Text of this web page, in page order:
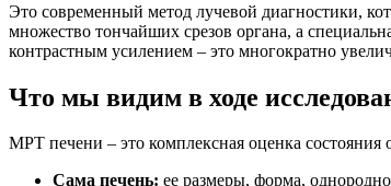
Это современный метод лучевой диагностики,
множество тончайших срезов органа, а
контрастным усилением – это многократно
Что мы видим в ходе
МРТ печени – это комплексная оценка состояния
Сама печень: ее размеры, форма,